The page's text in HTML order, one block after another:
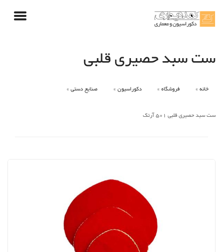
ست سبد حصیری قلبی
خانه فروشگاه دکوراسیون صنایع دستی
ست سبد حصیری قلبی 501 آرتک